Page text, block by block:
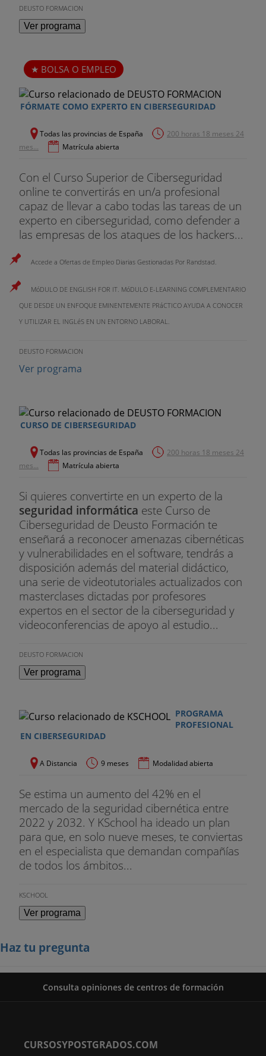
DEUSTO FORMACION
Ver programa
BOLSA O EMPLEO
FÓRMATE COMO EXPERTO EN CIBERSEGURIDAD
Todas las provincias de España
200 horas 18 meses 24
mes...
Matrícula abierta
Con el Curso Superior de Ciberseguridad
online te convertirás en un/a profesional
capaz de llevar a cabo todas las tareas de un
experto en ciberseguridad, como defender a
las empresas de los ataques de los hackers...
Accede a Ofertas de Empleo Diarias Gestionadas Por Randstad.
MóDULO DE ENGLISH FOR IT. MóDULO E-LEARNING COMPLEMENTARIO
QUE DESDE UN ENFOQUE EMINENTEMENTE PRáCTICO AYUDA A CONOCER
Y UTILIZAR EL INGLéS EN UN ENTORNO LABORAL.
DEUSTO FORMACION
Ver programa
CURSO DE CIBERSEGURIDAD
Todas las provincias de España
200 horas 18 meses 24
mes...
Matrícula abierta
Si quieres convertirte en un experto de la
seguridad informática este Curso de
Ciberseguridad de Deusto Formación te
enseñará a reconocer amenazas cibernéticas
y vulnerabilidades en el software, tendrás a
disposición además del material didáctico,
una serie de videotutoriales actualizados con
masterclases dictadas por profesores
expertos en el sector de la ciberseguridad y
videoconferencias de apoyo al estudio...
DEUSTO FORMACION
Ver programa
PROGRAMA
PROFESIONAL
EN CIBERSEGURIDAD
A Distancia 9 meses Modalidad abierta
Se estima un aumento del 42% en el
mercado de la seguridad cibernética entre
2022 y 2032. Y KSchool ha ideado un plan
para que, en solo nueve meses, te conviertas
en el especialista que demandan compañías
de todos los ámbitos...
KSCHOOL
Ver programa
Haz tu pregunta
Consulta opiniones de centros de formación
CURSOSYPOSTGRADOS.COM